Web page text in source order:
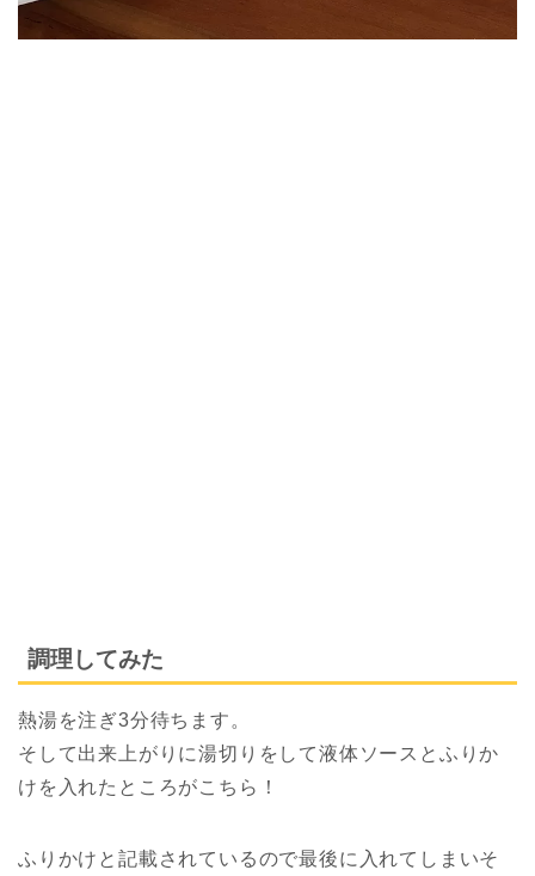
調理してみた
熱湯を注ぎ3分待ちます。
そして出来上がりに湯切りをして液体ソースとふりか
けを入れたところがこちら！
ふりかけと記載されているので最後に入れてしまいそ